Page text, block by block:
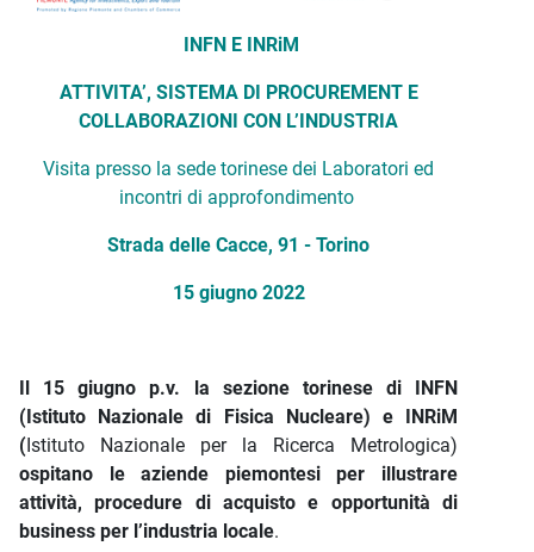
Descrizione iniziativa
INFN E INRiM
ATTIVITA’, SISTEMA DI PROCUREMENT E
COLLABORAZIONI CON L’INDUSTRIA
Visita presso la sede torinese dei Laboratori ed
incontri di approfondimento
Strada delle Cacce, 91 - Torino
15 giugno 2022
Il 15 giugno p.v. la sezione torinese di INFN
(Istituto Nazionale di Fisica Nucleare) e INRiM
(Istituto Nazionale per la Ricerca Metrologica)
ospitano le aziende piemontesi per illustrare
attività, procedure di acquisto e opportunità di
business per l’industria locale.